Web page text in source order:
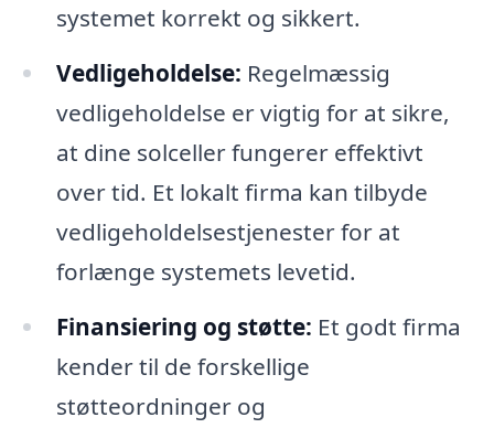
systemet korrekt og sikkert.
Vedligeholdelse: Regelmæssig
vedligeholdelse er vigtig for at sikre,
at dine solceller fungerer effektivt
over tid. Et lokalt firma kan tilbyde
vedligeholdelsestjenester for at
forlænge systemets levetid.
Finansiering og støtte: Et godt firma
kender til de forskellige
støtteordninger og